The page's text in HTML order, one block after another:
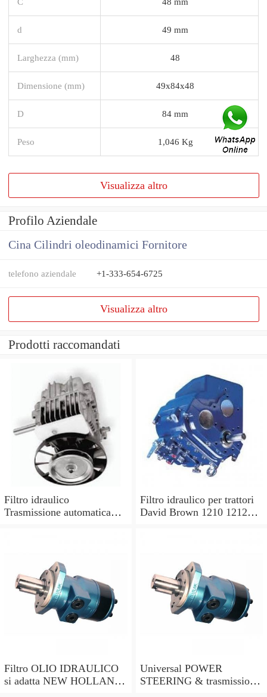
d 49 mm
Larghezza (mm) 48
Dimensione (mm) 49x84x48
D 84 mm
Peso 1,046 Kg
Visualizza altro
Profilo Aziendale
Cina Cilindri oleodinamici Fornitore
telefono aziendale +1-333-654-6725
Visualizza altro
Prodotti raccomandati
Filtro idraulico
Trasmissione automatica
Filtro idraulico per trattori
David Brown 1210 1212
Filtro OLIO IDRAULICO
si adatta NEW HOLLAND
Universal POWER
STEERING & trasmissione